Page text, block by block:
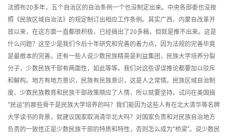
法颁布20多年，五个自治区的自治条例一个也没制定出来。中央各部委也没按
照《民族区域自治法》的规定制订出相应工作条例。其实广西、内蒙自改革开
放以来，在这方面一直都很积极，已经搞出了20多稿，但就是推不出来。这是
什么问题？这至少是我们今后十年研究和完善的着力点，因为法规的完善毕竟
是最根本的完善。还有一些人说少数民族精英是利益集团，民族大学培养分裂
分子，少数民族干部有两面性，如此等等。我们对这些谬误推论都要加以驳斥
和解构。地方有地方意识，民族有民族意识，这是人之常情。民族区域自治制
度、少数民族教育和民族干部政策顺应了人情，所以就要坚持。试问在美国搞
“民运”的那些骨干是民族大学培养的吗？我们能因为这些人有在北大清华等名牌
大学读书的背景，就建议国家取消清华北大吗？对国家负责和对民族自治地方
负责的一致性正是少数民族干部的特质和特性，否则怎么成为“桥梁”。说少数民